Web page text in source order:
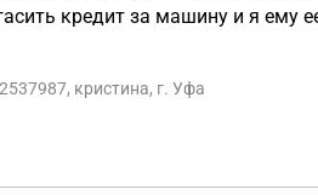
кредит за машину и я ему
на меня. Как быть? И что
кристина, г. Уфа